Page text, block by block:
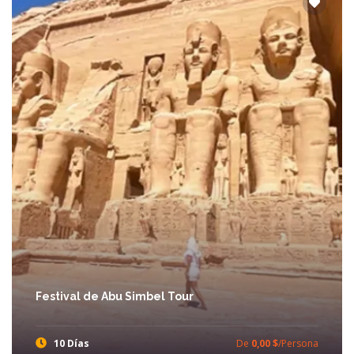
Festival de Abu Simbel Tour
10 Días De 0,00 $/Persona